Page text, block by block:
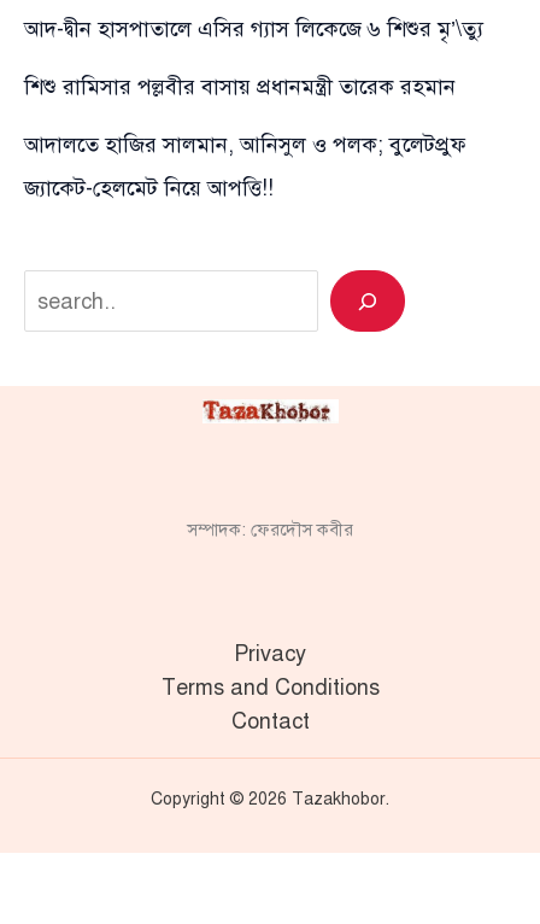
আদ-দ্বীন হাসপাতালে এসির গ্যাস লিকেজে ৬ শিশুর মৃ’\ত্যু
শিশু রামিসার পল্লবীর বাসায় প্রধানমন্ত্রী তারেক রহমান
আদালতে হাজির সালমান, আনিসুল ও পলক; বুলেটপ্রুফ
জ্যাকেট-হেলমেট নিয়ে আপত্তি!!
Search
সম্পাদক: ফেরদৌস কবীর
Privacy
Terms and Conditions
Contact
Copyright © 2026 Tazakhobor.